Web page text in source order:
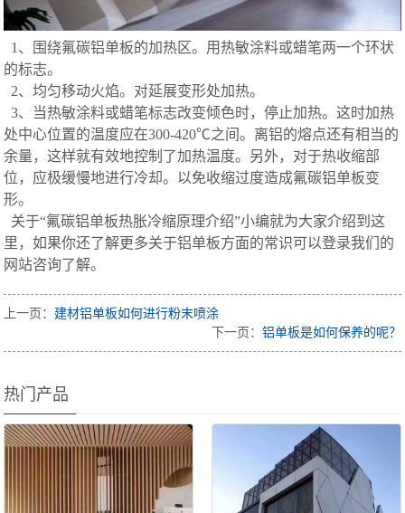
1、围绕氟碳铝单板的加热区。用热敏涂料或蜡笔两一个环状
的标志。
2、均匀移动火焰。对延展变形处加热。
3、当热敏涂料或蜡笔标志改变倾色时，停止加热。这时加热
处中心位置的温度应在300-420℃之间。离铝的熔点还有相当的
余量，这样就有效地控制了加热温度。另外，对于热收缩部
位，应极缓慢地进行冷却。以免收缩过度造成氟碳铝单板变
形。
关于“氟碳铝单板热胀冷缩原理介绍”小编就为大家介绍到这
里，如果你还了解更多关于铝单板方面的常识可以登录我们的
网站咨询了解。
上一页： 建材铝单板如何进行粉末喷涂
下一页： 铝单板是如何保养的呢？
热门产品